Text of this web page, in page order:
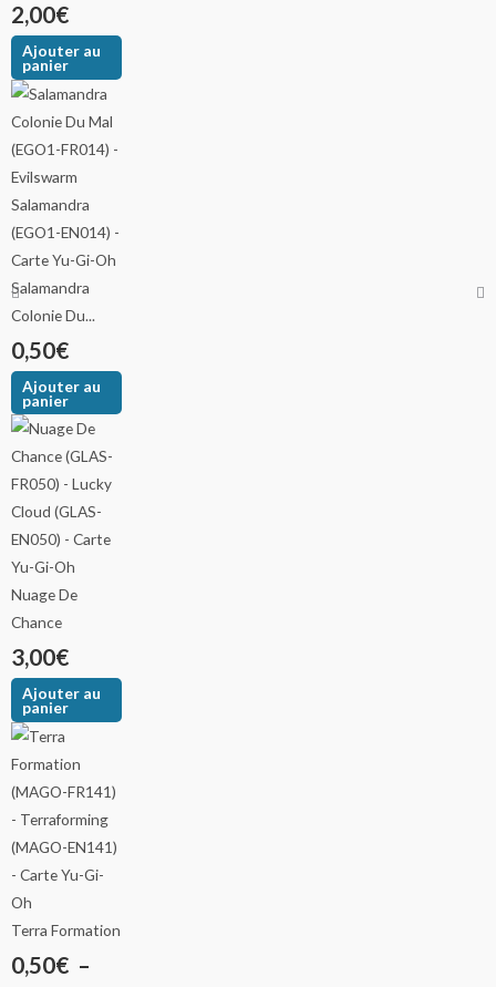
2,00€
Ajouter au
panier
Salamandra
Colonie Du...
0,50€
Ajouter au
panier
Nuage De
Chance
3,00€
Ajouter au
panier
Terra Formation
0,50€ –